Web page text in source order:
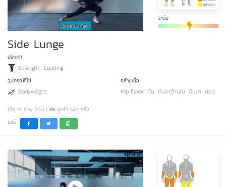
ระดับ
Side Lunge
ประเภท
Strength : Loading
อุปกรณ์ที่ใช้
Bodyweight
กล้ามเนื้อ
Hip flexor ก้น ต้นขาด้านใน ต้นขา น่อง
เมื่อ 19 May 2021 | ดูแล้ว 1,471 ครั้ง
แชร์